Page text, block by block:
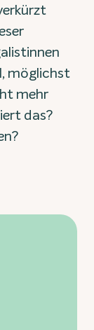
möglichst
mehr
das?